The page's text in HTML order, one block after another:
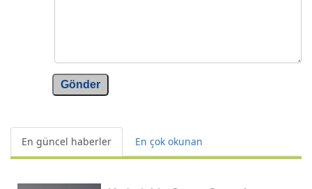
Gönder
En güncel haberler En çok okunan